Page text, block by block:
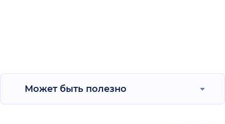
Может быть полезно